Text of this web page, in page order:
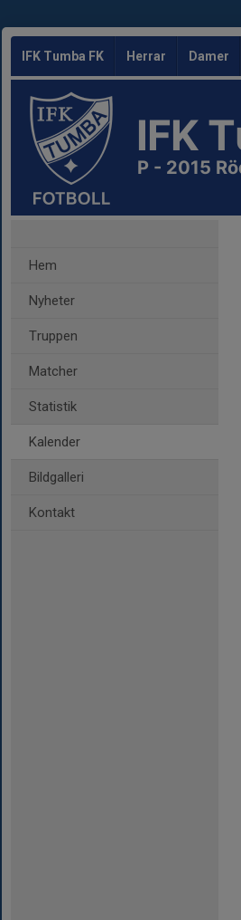
IFK Tumba FK Herrar Damer
IFK
P - 2015
Hem
Nyheter
Truppen
Matcher
Statistik
Kalender
Bildgalleri
Kontakt